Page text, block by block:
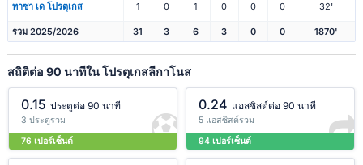
ทาซา เด โปรตุเกส 1 0 1 0 0 0 32'
รวม 2025/2026 31 3 6 3 0 0 1870'
สถิติต่อ 90 นาทีใน โปรตุเกสลีกาโนส
0.15 ประตูต่อ 90 นาที
3 ประตูรวม
76 เปอร์เซ็นต์
0.24 แอสซิสต์ต่อ 90 นาที
5 แอสซิสต์รวม
94 เปอร์เซ็นต์